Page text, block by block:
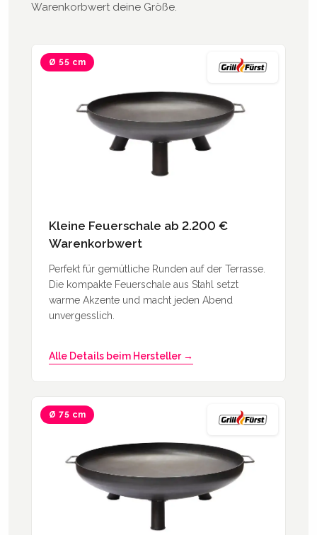
Warenkorbwert deine Größe.
Ø 55 cm
Kleine Feuerschale ab 2.200 €
Warenkorbwert
Perfekt für gemütliche Runden auf der Terrasse.
Die kompakte Feuerschale aus Stahl setzt
warme Akzente und macht jeden Abend
unvergesslich.
Alle Details beim Hersteller →
Ø 75 cm